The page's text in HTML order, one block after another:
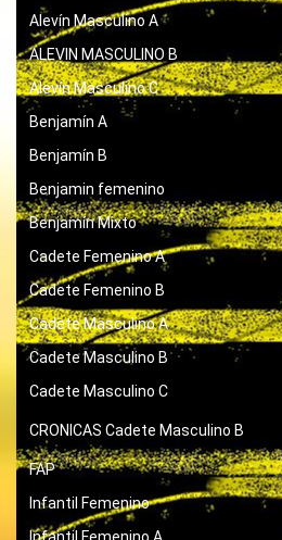
Alevín Masculino A
ALEVIN MASCULINO B
Alevín Masculino C
Benjamín A
Benjamín B
Benjamin femenino
Benjamín Mixto
Cadete Femenino A
Cadete Femenino B
Cadete Masculino A
Cadete Masculino B
Cadete Masculino C
CRONICAS Cadete Masculino B
FAP
Infantil Femenino
Infantil Femenino A